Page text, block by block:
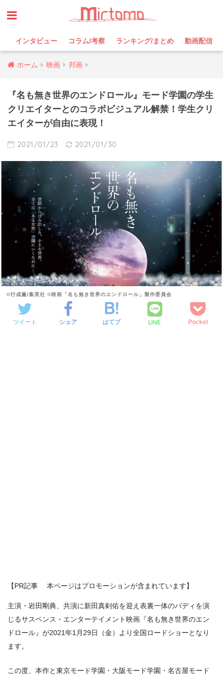
インタビュー コラム/考察 ランキング/まとめ 動画配信
ホーム 映画 邦画
『名も無き世界のエンドロール』モード学園の学生
クリエイターとのコラボビジュアル解禁！学生クリ
エイターが自由に表現！
2021/01/23 2021/01/30
©️行成薫/集英社 ©️映画「名も無き世界のエンドロール」製作委員会
ツイート シェア はてブ LINE Pocket
【PR記事 本ページはプロモーションが含まれています】
主演・岩田剛典、共演に新田真剣佑を迎え表裏一体のバディを演
じるサスペンス・エンターテイメント映画『名も無き世界のエン
ドロール』が2021年1月29日（金）より全国ロードショーとなり
ます。
この度、本作と東京モード学園・大阪モード学園・名古屋モード